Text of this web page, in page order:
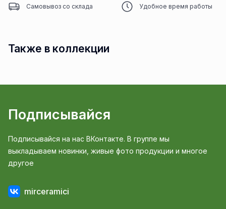
Самовывоз со склада Удобное время работы
Также в коллекции
Подписывайся
Подписывайся на нас ВКонтакте. В группе мы
выкладываем новинки, живые фото продукции и многое
другое
mirceramici